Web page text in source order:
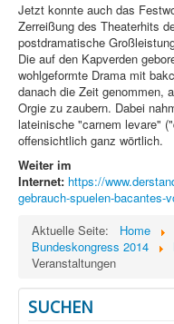
Jetzt konnte auch das
Zerreißung des Theaterhits
postdramatische
Die auf den Kapverden
wohlgeformte Drama mit
danach die Zeit genommen,
Orgie zu zaubern. Dabei
lateinische "carnem levare"
offensichtlich ganz wörtlich.
Weiter im
Internet: https://
gebrauch-spuelen-bacantes-
Aktuelle Seite:
Home
Bundeskongress 2014
Veranstaltungen
SUCHEN